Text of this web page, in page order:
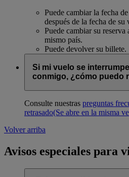
Puede cambiar la fecha
después de la fecha de
Puede cambiar su reserva
mismo país.
Puede devolver su billete.
Si mi vuelo se
conmigo, ¿cómo puedo
Consulte nuestras preguntas
retrasado(Se abre en la misma
Volver arriba
Avisos especiales para